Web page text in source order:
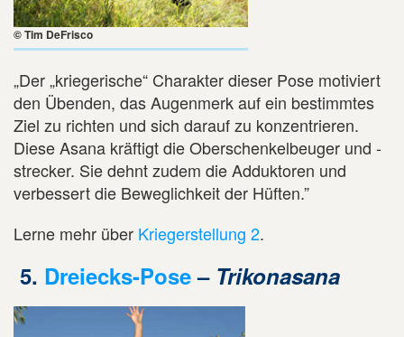
© Tim DeFrisco
„Der „kriegerische“ Charakter dieser Pose motiviert
den Übenden, das Augenmerk auf ein bestimmtes
Ziel zu richten und sich darauf zu konzentrieren.
Diese Asana kräftigt die Oberschenkelbeuger und -
strecker. Sie dehnt zudem die Adduktoren und
verbessert die Beweglichkeit der Hüften.”
Lerne mehr über Kriegerstellung 2.
5. Dreiecks-Pose– Trikonasana